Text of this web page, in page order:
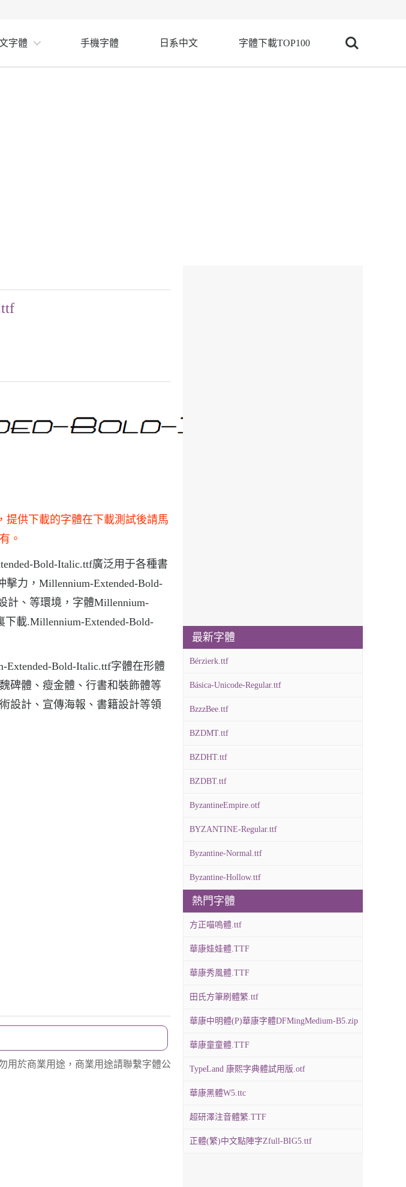
字體 手機字體 日系中文 字體下載TOP100
提供下載的字體在下載測試後請馬
。
Bold-Italic.ttf廣泛用于各種書
力，Millennium-Extended-Bold-
計、等環境，字體Millennium-
載.Millennium-Extended-Bold-
Bold-Italic.ttf字體在形體
碑體、瘦金體、行書和裝飾體等
設計、宣傳海報、書籍設計等領
用於商業用途，商業用途請聯繫字體公
最新字體
Bérzierk.ttf
Básica-Unicode-Regular.ttf
BzzzBee.ttf
BZDMT.ttf
BZDHT.ttf
BZDBT.ttf
ByzantineEmpire.otf
BYZANTINE-Regular.ttf
Byzantine-Normal.ttf
Byzantine-Hollow.ttf
熱門字體
方正喵嗚體.ttf
華康娃娃體.TTF
華康秀風體.TTF
田氏方筆刷體繁.ttf
華康中明體(P)華康字體DFMingMedium-B5.zip
華康童童體.TTF
TypeLand 康熙字典體試用版.otf
華康黑體W5.ttc
超研澤注音體繁.TTF
正體(繁)中文點陣字Zfull-BIG5.ttf